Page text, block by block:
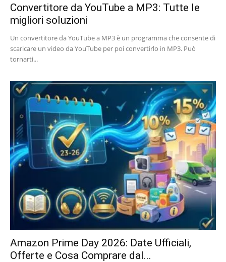
Convertitore da YouTube a MP3: Tutte le
migliori soluzioni
Un convertitore da YouTube a MP3 è un programma che consente di
scaricare un video da YouTube per poi convertirlo in MP3. Può
tornarti...
Amazon Prime Day 2026: Date Ufficiali,
Offerte e Cosa Comprare dal...